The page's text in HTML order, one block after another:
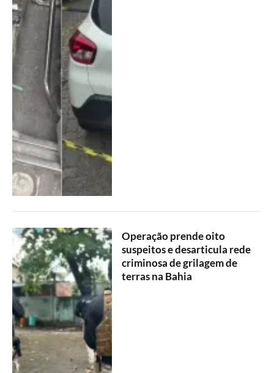
Operação prende oito
suspeitos e desarticula rede
criminosa de grilagem de
terras na Bahia